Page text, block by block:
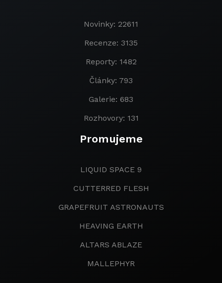
Novinky: 22611
Recenze: 3135
Reporty: 1482
Články: 793
Galerie: 683
Rozhovory: 131
Promujeme
LIQUID SPACE 9
CUTTERRED FLESH
GRAPEFRUIT ASTRONAUTS
HEAVING EARTH
ALTARS ABLAZE
MALLEPHYR